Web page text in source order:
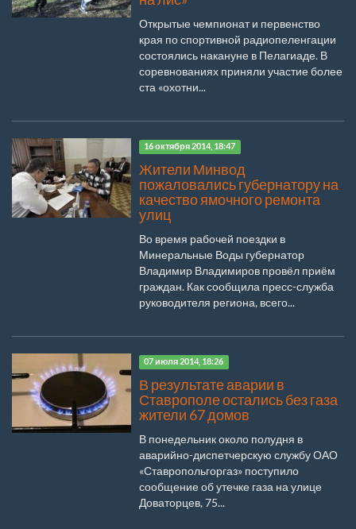
Открытые чемпионат и первенство
края по спортивной радиопеленгации
состоялись накануне в Пелагиаде. В
соревнованиях приняли участие более
ста «охотни...
16 октября 2014, 18:47
Жители Минвод
пожаловались губернатору на
качество ямочного ремонта
улиц
Во время рабочей поездки в
Минеральные Воды губернатор
Владимир Владимиров провёл приём
граждан. Как сообщила пресс-служба
руководителя региона, всего...
07 июля 2014, 18:26
В результате аварии в
Ставрополе остались без газа
жители 67 домов
В понедельник около полудня в
аварийно-диспетчерскую службу ОАО
«Ставропольгоргаз» поступило
сообщение об утечке газа на улице
Доваторцев, 75...